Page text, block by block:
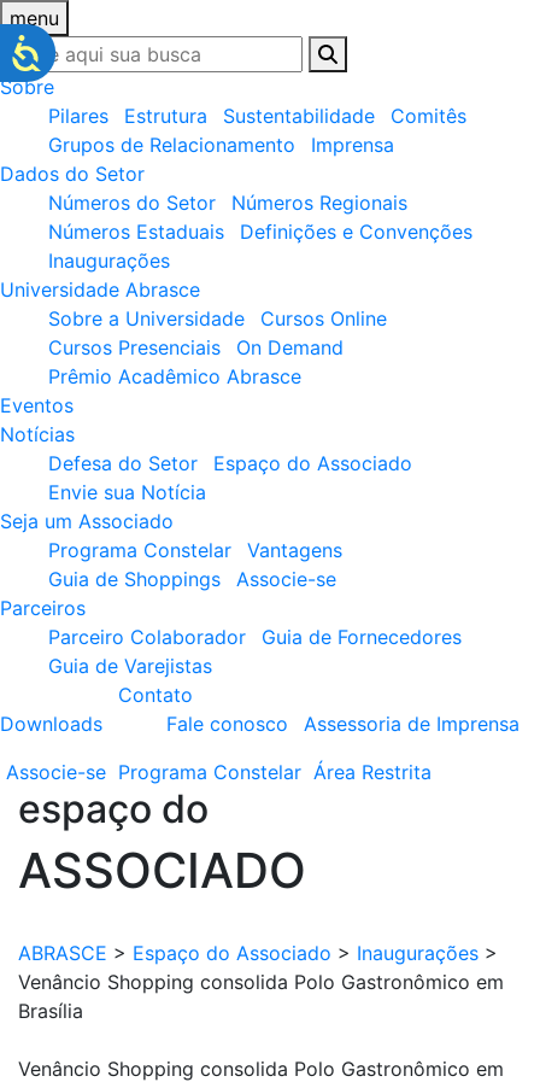
menu
Sobre
Pilares
Estrutura Sustentabilidade
Comitês
Grupos de Relacionamento
Imprensa
Dados do Setor
Números do Setor
Números Regionais
Números Estaduais
Definições e Convenções
Inaugurações
Universidade Abrasce
Sobre a Universidade
Cursos Online
Cursos Presenciais
On Demand
Prêmio Acadêmico Abrasce
Eventos
Notícias
Defesa do Setor
Espaço do Associado
Envie sua Notícia
Seja um Associado
Programa Constelar
Vantagens
Guia de Shoppings
Associe-se
Parceiros
Parceiro Colaborador
Guia de Fornecedores
Guia de Varejistas
Downloads
Contato
Fale conosco
Assessoria de Imprensa
Associe-se Programa Constelar Área Restrita
espaço do
ASSOCIADO
ABRASCE > Espaço do Associado > Inaugurações >
Venâncio Shopping consolida Polo Gastronômico em
Brasília
Venâncio Shopping consolida Polo Gastronômico em